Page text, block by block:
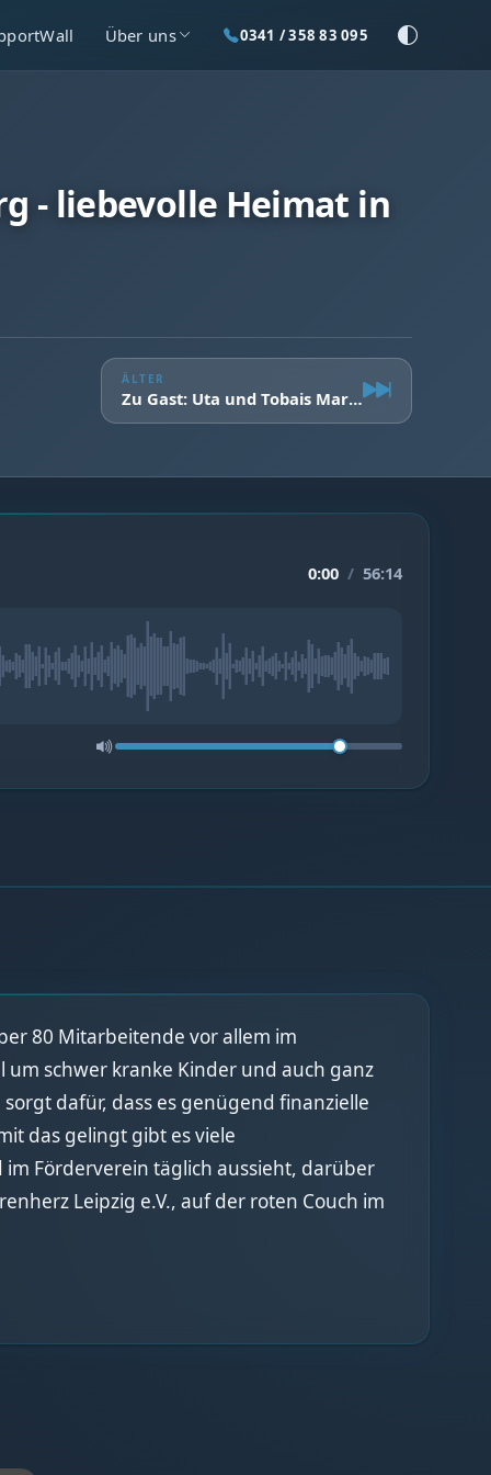
Über uns 0341 / 358 83 095
- liebevolle Heimat in
ÄLTER
Zu Gast: Uta und Tobais Martin, Vorstand Star Promenaders Markkleeberg
0:00 / 56:14
80 Mitarbeitende vor allem im
schwer kranke Kinder und auch ganz
dafür, dass es genügend finanzielle
das gelingt gibt es viele
Förderverein täglich aussieht, darüber
Leipzig e.V., auf der roten Couch im